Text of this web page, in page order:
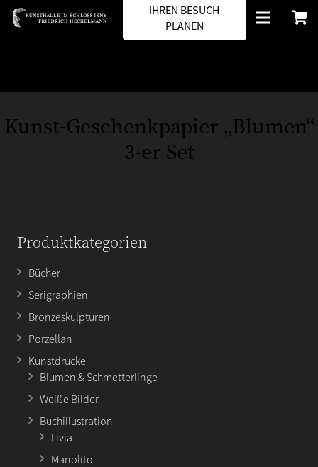
IHREN BESUCH
PLANEN
Kunst-Geschenkpapier „Blumen“
3-er Set
Produktkategorien
Bücher
Serigraphien
Bronzeskulpturen
Porzellan
Kunstdrucke
Blumen & Schmetterlinge
Weiße Bilder
Buchillustration
Livia
Manolito